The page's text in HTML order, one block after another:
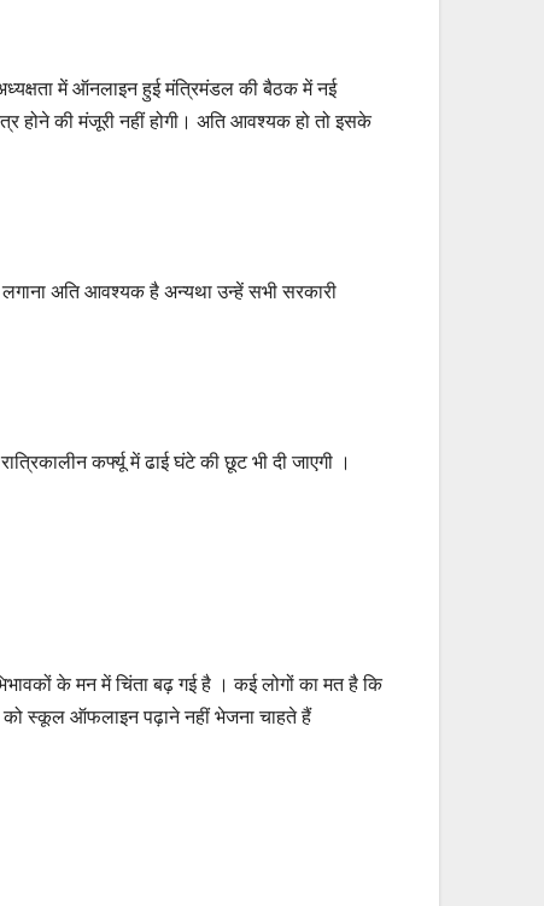
में ऑनलाइन हुई मंत्रिमंडल की बैठक में नई
होने की मंजूरी नहीं होगी। अति आवश्यक हो तो इसके
अति आवश्यक है अन्यथा उन्हें सभी सरकारी
कर्फ्यू में ढाई घंटे की छूट भी दी जाएगी ।
के मन में चिंता बढ़ गई है । कई लोगों का मत है कि
को स्कूल ऑफलाइन पढ़ाने नहीं भेजना चाहते हैं